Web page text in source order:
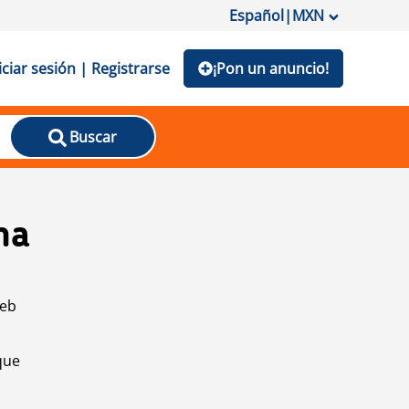
Español|MXN
sesión | Registrarse ¡Pon un anuncio!
Buscar